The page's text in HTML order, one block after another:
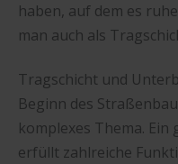
haben, auf dem es
man auch als
Tragschicht und
Beginn des
komplexes Thema.
erfüllt zahlreiche